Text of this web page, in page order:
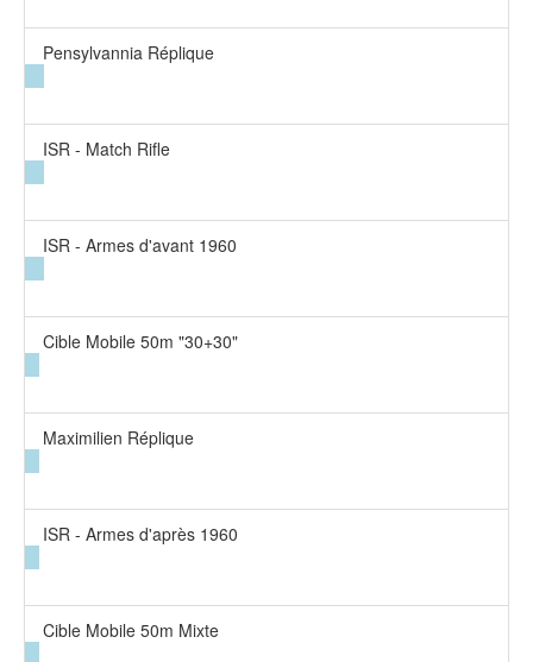
Pensylvannia Réplique
ISR - Match Rifle
ISR - Armes d'avant 1960
Cible Mobile 50m "30+30"
Maximilien Réplique
ISR - Armes d'après 1960
Cible Mobile 50m Mixte